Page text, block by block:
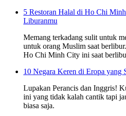
5 Restoran Halal di Ho Chi
Liburanmu
Memang terkadang sulit untuk
untuk orang Muslim saat
Ho Chi Minh City ini saat
10 Negara Keren di Eropa yang
Lupakan Perancis dan Inggris!
ini yang tidak kalah cantik tapi
biasa saja.